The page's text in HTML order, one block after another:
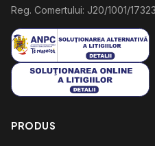
Reg. Comertului: J20/1001/
PRODUS